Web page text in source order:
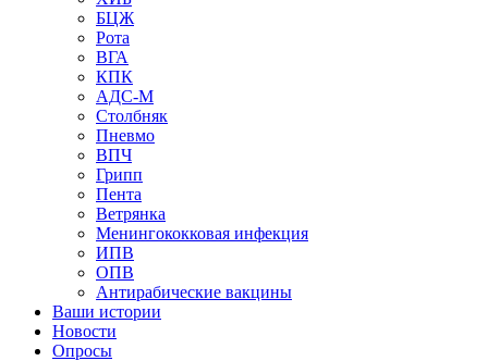
БЦЖ
Рота
ВГА
КПК
АДС-М
Столбняк
Пневмо
ВПЧ
Грипп
Пента
Ветрянка
Менингококковая инфекция
ИПВ
ОПВ
Антирабические вакцины
Ваши истории
Новости
Опросы